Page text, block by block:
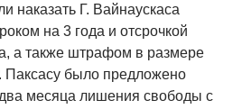
наказать Г. Вайнаускаса
на 3 года и отсрочкой
а также штрафом в размере
Паксасу было предложено
два месяца лишения свободы с